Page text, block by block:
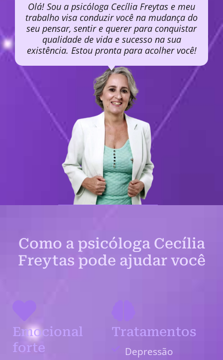
Olá! Sou a psicóloga Cecília Freytas e meu
trabalho visa conduzir você na mudança do
seu pensar, sentir e querer para conquistar
qualidade de vida e sucesso na sua
existência. Estou pronta para acolher você!
Como a psicóloga Cecília
Freytas pode ajudar você
Emocional
forte
Tratamentos
Depressão